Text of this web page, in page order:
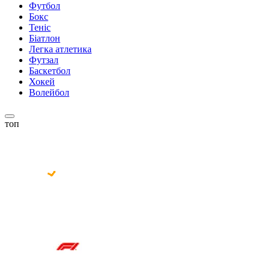
Футбол
Бокс
Теніс
Біатлон
Легка атлетика
Футзал
Баскетбол
Хокей
Волейбол
топ